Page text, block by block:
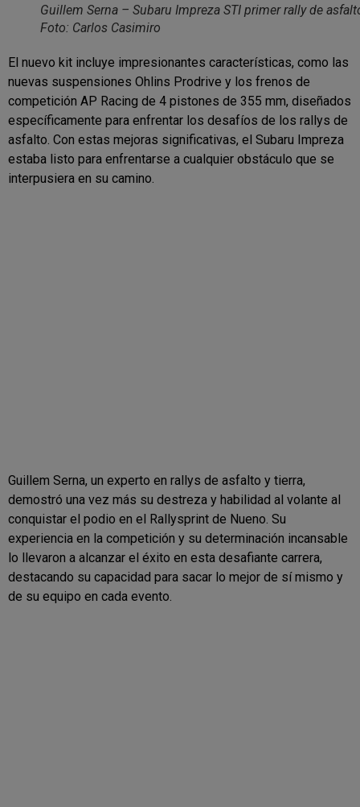
Guillem Serna – Subaru Impreza STI primer rally de
Foto: Carlos Casimiro
El nuevo kit incluye impresionantes características, como las
nuevas suspensiones Ohlins Prodrive y los frenos de
competición AP Racing de 4 pistones de 355 mm, diseñados
específicamente para enfrentar los desafíos de los rallys de
asfalto. Con estas mejoras significativas, el Subaru Impreza
estaba listo para enfrentarse a cualquier obstáculo que se
interpusiera en su camino.
Guillem Serna, un experto en rallys de asfalto y tierra,
demostró una vez más su destreza y habilidad al volante al
conquistar el podio en el Rallysprint de Nueno. Su
experiencia en la competición y su determinación incansable
lo llevaron a alcanzar el éxito en esta desafiante carrera,
destacando su capacidad para sacar lo mejor de sí mismo y
de su equipo en cada evento.